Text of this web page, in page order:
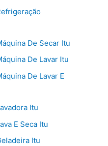
De Secar Itu
De Lavar Itu
De Lavar E
Itu
E Seca Itu
Itu